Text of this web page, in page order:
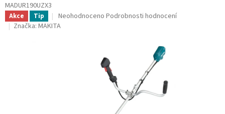
MADUR190UZX3
Akce Tip
Průměrné
hodnocení
Neohodnoceno Podrobnosti hodnocení
Značka: MAKITA